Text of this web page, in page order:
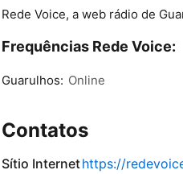
Rede Voice, a web rádio de
Frequências Rede Voice:
Guarulhos: Online
Contatos
Sítio Internethttps://